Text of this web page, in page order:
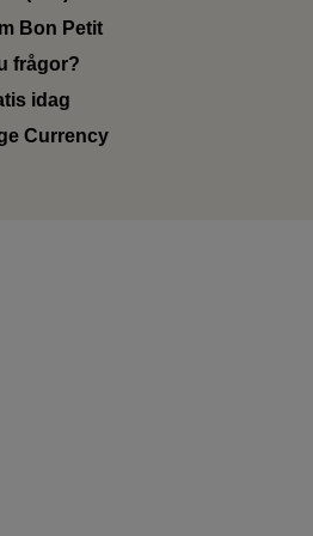
Bon Petit
frågor?
idag
Currency